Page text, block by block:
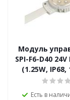
Модуль
SPI-F6-D40
(1.25W, IP68,
Есть в